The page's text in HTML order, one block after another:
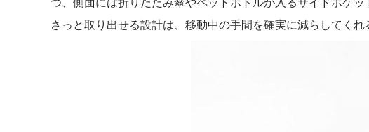
さっと取り出せる設計は、移動中の手間を確実に減らしてくれ